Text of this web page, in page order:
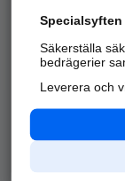
Alla kategorier
API & Kartor
Specialsyften
Säkerställa
bedrägerier
Leverera och